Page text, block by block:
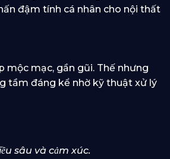
đậm tính cá nhân cho nội thất
mộc mạc, gần gũi. Thế nhưng
tầm đáng kể nhờ kỹ thuật xử lý
sâu và cảm xúc.